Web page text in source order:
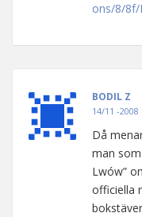
ons/8/8f/
BODIL Z
14/11 -2008
Då
man
Lwów”
officiella